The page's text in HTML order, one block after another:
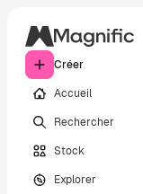
Créer
Accueil
Rechercher
Stock
Explorer